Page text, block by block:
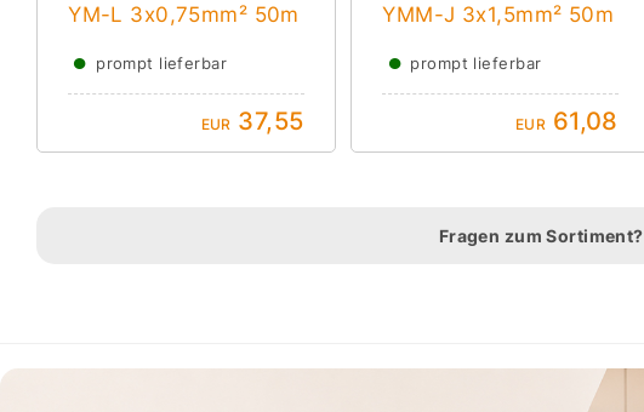
YM-L 3x0,75mm² 50m
● prompt lieferbar
EUR 37,55
YMM-J 3x1,5mm² 50m
● prompt lieferbar
EUR 61,08
Fragen zum Sortiment?